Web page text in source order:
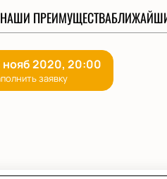
НАШИ ПРЕИМУЩЕСТВА